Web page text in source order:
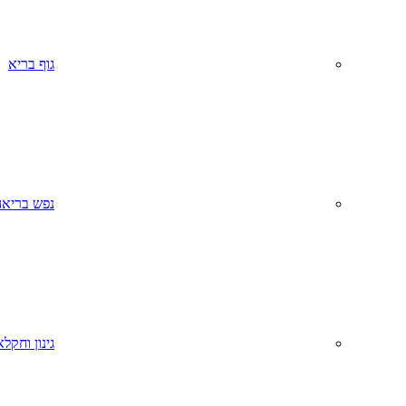
גוף בריא
נפש
גינון